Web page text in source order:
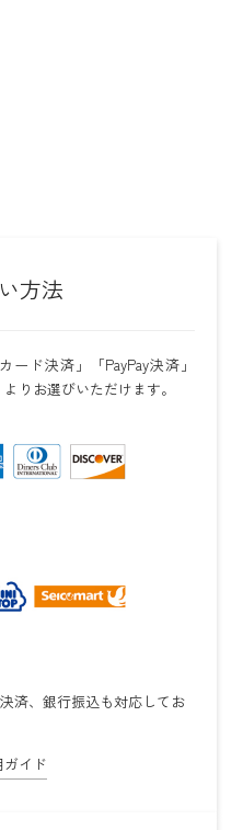
方法
ド決済」「PayPay決済」
りお選びいただけます。
済、銀行振込も対応してお
ガイド